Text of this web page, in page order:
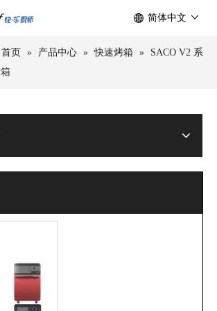
简体中文
首页 » 产品中心 » 快速烤箱 »
SACO V2 系